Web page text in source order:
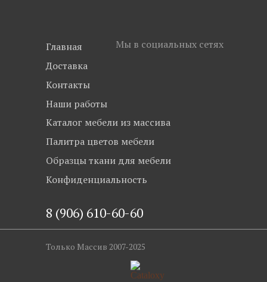
8 (906) 610-60-60
Главная
Доставка
Контакты
Наши работы
Каталог мебели из массива
Палитра цветов мебели
Образцы ткани для мебели
Конфиденциальность
Мы в социальных сетях
Только Массив 2007-2025